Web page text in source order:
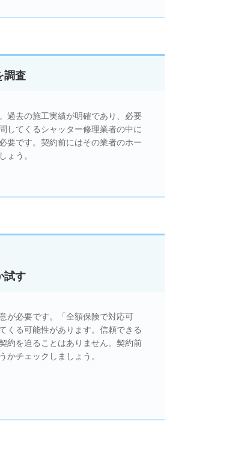
調査
過去の施工実績が明確であり、必要
してくるシャッター修理業者の中に
要です。契約前にはその業者のホー
ょう。
試す
が必要です。「全額保険で対応可
くる可能性があります。信頼できる
約を迫ることはありません。契約前
かチェックしましょう。